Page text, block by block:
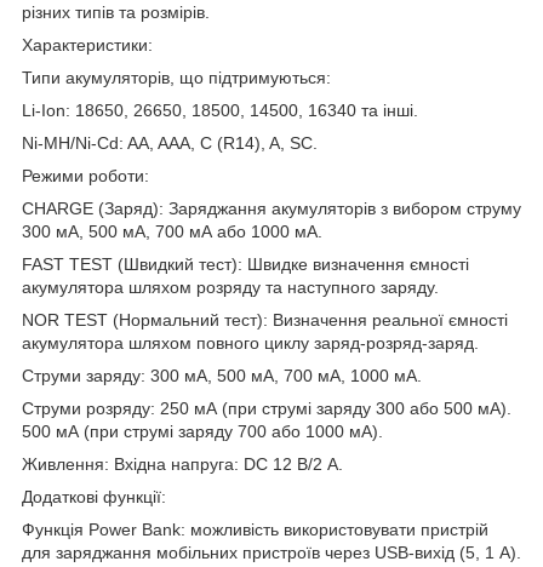
різних типів та розмірів.
Характеристики:
Типи акумуляторів, що підтримуються:
Li-Ion: 18650, 26650, 18500, 14500, 16340 та інші.
Ni-MH/Ni-Cd: AA, AAA, C (R14), A, SC.
Режими роботи:
CHARGE (Заряд): Заряджання акумуляторів з вибором струму
300 мА, 500 мА, 700 мА або 1000 мА.
FAST TEST (Швидкий тест): Швидке визначення ємності
акумулятора шляхом розряду та наступного заряду.
NOR TEST (Нормальний тест): Визначення реальної ємності
акумулятора шляхом повного циклу заряд-розряд-заряд.
Струми заряду: 300 мА, 500 мА, 700 мА, 1000 мА.
Струми розряду: 250 мА (при струмі заряду 300 або 500 мА).
500 мА (при струмі заряду 700 або 1000 мА).
Живлення: Вхідна напруга: DC 12 В/2 А.
Додаткові функції:
Функція Power Bank: можливість використовувати пристрій
для заряджання мобільних пристроїв через USB-вихід (5, 1 А).